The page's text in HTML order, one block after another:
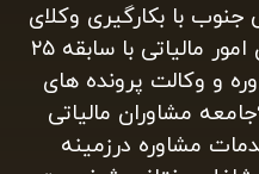
جنوب با بکارگیری وکلای
با تجربه و بازنشسته سازمان امور مالیاتی با سابقه ۲۵
و وکالت پرونده های
مشاوران مالیاتی
مشاوره درزمینه